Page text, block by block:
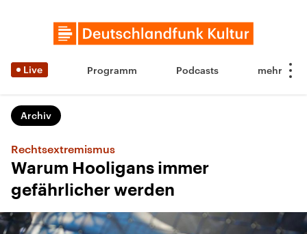
Live Programm Podcasts
Archiv
Rechtsextremismus
Warum Hooligans immer
gefährlicher werden